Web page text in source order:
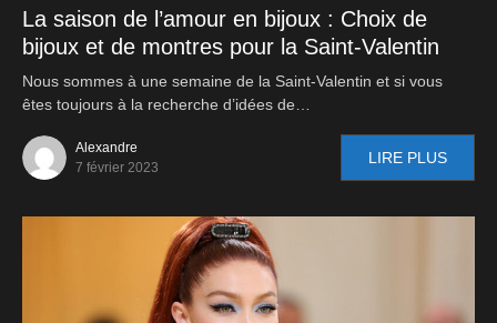
La saison de l’amour en bijoux : Choix de
bijoux et de montres pour la Saint-Valentin
Nous sommes à une semaine de la Saint-Valentin et si vous
êtes toujours à la recherche d’idées de…
Alexandre
7 février 2023
LIRE PLUS